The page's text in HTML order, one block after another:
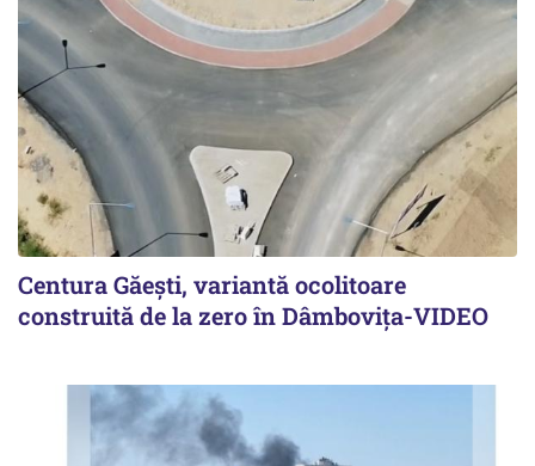
Centura Găești, variantă ocolitoare
construită de la zero în Dâmbovița-VIDEO